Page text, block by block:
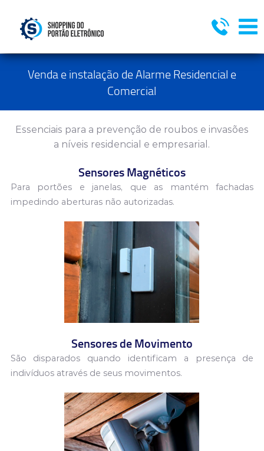
Venda e instalação de Alarme Residencial e
Comercial
Essenciais para a prevenção de roubos e invasões
a níveis residencial e empresarial.
Sensores Magnéticos
Para portões e janelas, que as mantém fachadas
impedindo aberturas não autorizadas.
Sensores de Movimento
São disparados quando identificam a presença de
indivíduosatravés de seus movimentos.